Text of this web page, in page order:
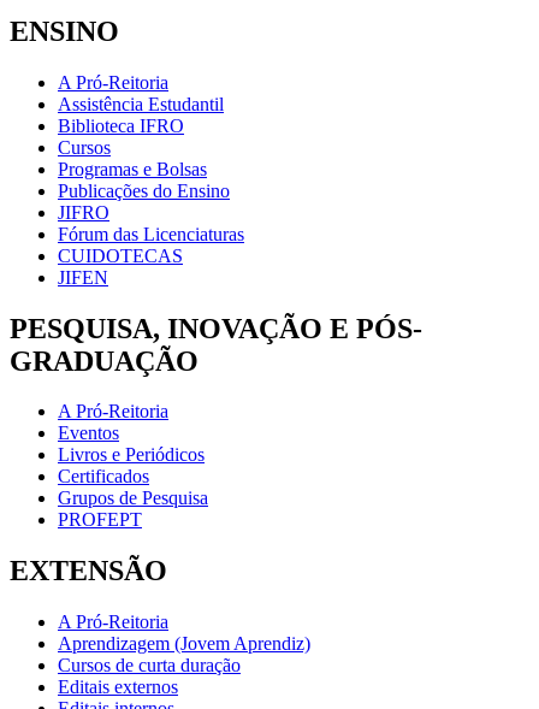
ENSINO
A Pró-Reitoria
Assistência Estudantil
Biblioteca IFRO
Cursos
Programas e Bolsas
Publicações do Ensino
JIFRO
Fórum das Licenciaturas
CUIDOTECAS
JIFEN
PESQUISA, INOVAÇÃO E PÓS-
GRADUAÇÃO
A Pró-Reitoria
Eventos
Livros e Periódicos
Certificados
Grupos de Pesquisa
PROFEPT
EXTENSÃO
A Pró-Reitoria
Aprendizagem (Jovem Aprendiz)
Cursos de curta duração
Editais externos